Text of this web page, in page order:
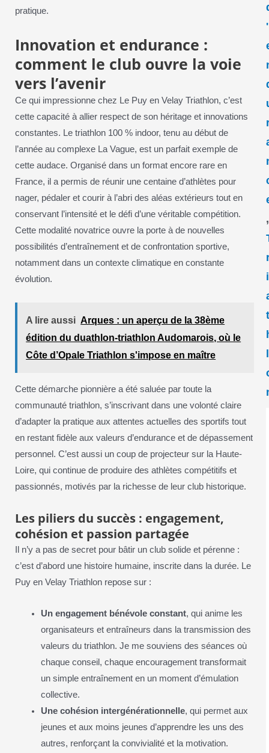
pratique.
Innovation et endurance :
comment le club ouvre la voie
vers l’avenir
Ce qui impressionne chez Le Puy en Velay Triathlon, c’est
cette capacité à allier respect de son héritage et innovations
constantes. Le triathlon 100 % indoor, tenu au début de
l’année au complexe La Vague, est un parfait exemple de
cette audace. Organisé dans un format encore rare en
France, il a permis de réunir une centaine d’athlètes pour
nager, pédaler et courir à l’abri des aléas extérieurs tout en
conservant l’intensité et le défi d’une véritable compétition.
Cette modalité novatrice ouvre la porte à de nouvelles
possibilités d’entraînement et de confrontation sportive,
notamment dans un contexte climatique en constante
évolution.
A lire aussi Arques : un aperçu de la 38ème
édition du duathlon-triathlon Audomarois, où le
Côte d’Opale Triathlon s'impose en maître
Cette démarche pionnière a été saluée par toute la
communauté triathlon, s’inscrivant dans une volonté claire
d’adapter la pratique aux attentes actuelles des sportifs tout
en restant fidèle aux valeurs d’endurance et de dépassement
personnel. C’est aussi un coup de projecteur sur la Haute-
Loire, qui continue de produire des athlètes compétitifs et
passionnés, motivés par la richesse de leur club historique.
Les piliers du succès : engagement,
cohésion et passion partagée
Il n’y a pas de secret pour bâtir un club solide et pérenne :
c’est d’abord une histoire humaine, inscrite dans la durée. Le
Puy en Velay Triathlon repose sur :
Un engagement bénévole constant, qui anime les
organisateurs et entraîneurs dans la transmission des
valeurs du triathlon. Je me souviens des séances où
chaque conseil, chaque encouragement transformait
un simple entraînement en un moment d’émulation
collective.
Une cohésion intergénérationnelle, qui permet aux
jeunes et aux moins jeunes d’apprendre les uns des
autres, renforçant la convivialité et la motivation.
'
,
i
l